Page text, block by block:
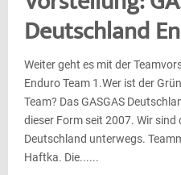
Deutschland
Weiter geht es mit der
Enduro Team 1.Wer ist der
Team? Das GASGAS
dieser Form seit 2007. Wir sind
Deutschland unterwegs.
Haftka. Die......